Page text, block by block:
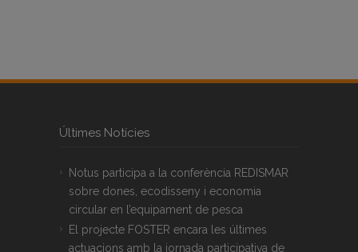
Últimes Notícies
Notus participa a la conferència REDISMAR
sobre dones, ecodisseny i economia
circular en l’equipament de pesca
El projecte FOSTER encara les últimes
actuacions amb la jornada participativa de